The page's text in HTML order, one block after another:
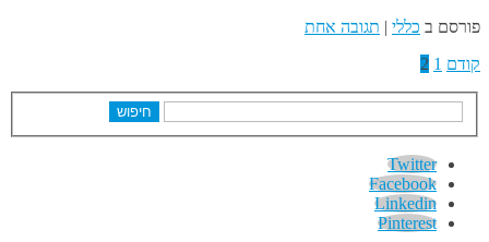
פורסם ב כללי | תגובה אחת
קודם 1
2
חיפוש
Twitter
Facebook
Linkedin
Pinterest